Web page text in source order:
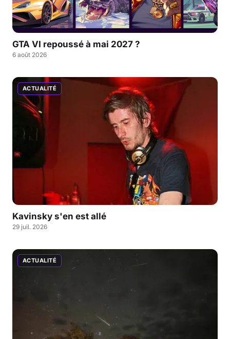
GTA VI repoussé à mai 2027 ?
6 août 2026
ACTUALITÉ
Kavinsky s'en est allé
29 juil. 2026
ACTUALITÉ